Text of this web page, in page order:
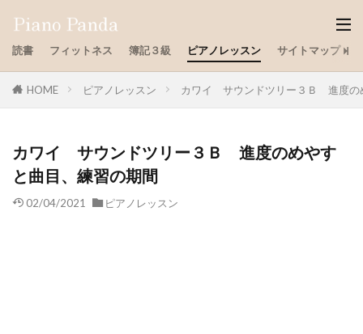
読書 フィットネス 簿記３級 ピアノレッスン サイトマップ
HOME ピアノレッスン カワイ サウンドツリー３Ｂ 進度の
カワイ サウンドツリー３Ｂ 進度のめやす
と曲目、練習の期間
02/04/2021 ピアノレッスン